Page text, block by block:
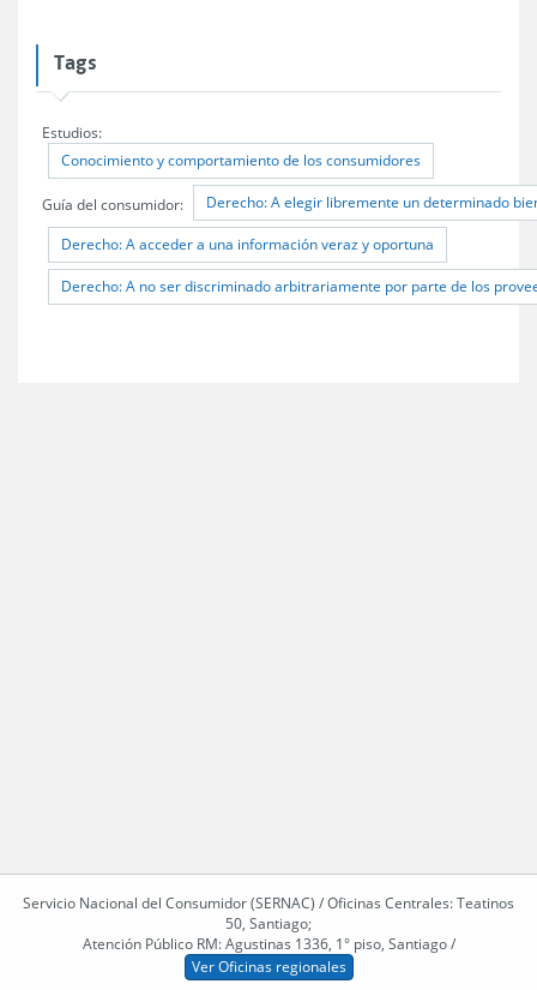
Tags
Estudios:
Conocimiento y comportamiento de los consumidores
Guía del consumidor: Derecho: A elegir libremente un determinado
Derecho: A acceder a una información veraz y oportuna
Derecho: A no ser discriminado arbitrariamente por parte de los
Servicio Nacional del Consumidor (SERNAC) / Oficinas Centrales: Teatinos
50, Santiago;
Atención Público RM: Agustinas 1336, 1° piso, Santiago /
Ver Oficinas regionales